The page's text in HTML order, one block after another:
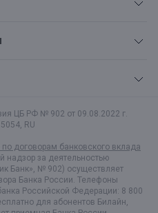
ЦБ РФ № 902 от 09.08.2022 г.
, RU
договорам банковского вклада
надзор за деятельностью
Банк», № 902) осуществляет
Банка России. Телефоны
Российской Федерации: 8 800
для абонентов Билайн,